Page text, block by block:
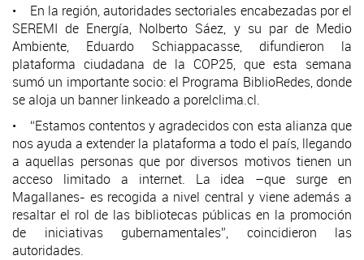
• En la región, autoridades sectoriales encabezadas por el
SEREMI de Energía, Nolberto Sáez, y su par de Medio
Ambiente, Eduardo Schiappacasse, difundieron la
plataforma ciudadana de la COP25, que esta semana
sumó un importante socio: el Programa BiblioRedes, donde
se aloja un banner linkeado a porelclima.cl.
• “Estamos contentos y agradecidos con esta alianza que
nos ayuda a extender la plataforma a todo el país, llegando
a aquellas personas que por diversos motivos tienen un
acceso limitado a internet. La idea –que surge en
Magallanes- es recogida a nivel central y viene además a
resaltar el rol de las bibliotecas públicas en la promoción
de iniciativas gubernamentales”, coincidieron las
autoridades.